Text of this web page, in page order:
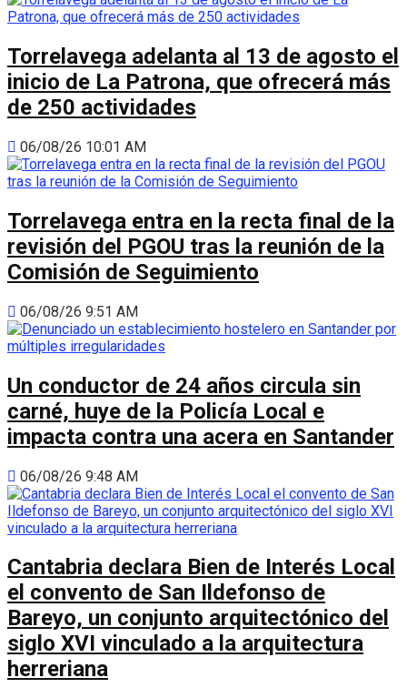
Torrelavega adelanta al 13 de agosto el
inicio de La Patrona, que ofrecerá más
de 250 actividades
06/08/26 10:01 AM
Torrelavega entra en la recta final de la
revisión del PGOU tras la reunión de la
Comisión de Seguimiento
06/08/26 9:51 AM
Un conductor de 24 años circula sin
carné, huye de la Policía Local e
impacta contra una acera en Santander
06/08/26 9:48 AM
Cantabria declara Bien de Interés Local
el convento de San Ildefonso de
Bareyo, un conjunto arquitectónico del
siglo XVI vinculado a la arquitectura
herreriana